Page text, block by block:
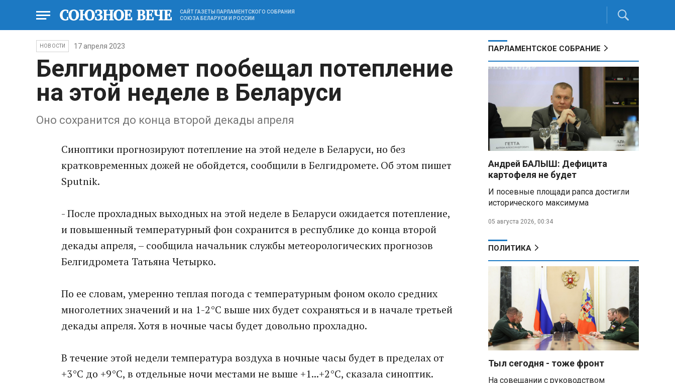
САЙТ ГАЗЕТЫ ПАРЛАМЕНТСКОГО СОБРАНИЯ
СОЮЗА БЕЛАРУСИ И РОССИИ
НОВОСТИ 17 апреля 2023
Белгидромет пообещал потепление
на этой неделе в Беларуси
Оно сохранится до конца второй декады апреля
Синоптики прогнозируют потепление на этой неделе в Беларуси, но без
кратковременных дожей не обойдется, сообщили в Белгидромете. Об этом пишет
Sputnik.
- После прохладных выходных на этой неделе в Беларуси ожидается потепление,
и повышенный температурный фон сохранится в республике до конца второй
декады апреля, – сообщила начальник службы метеорологических прогнозов
Белгидромета Татьяна Четырко.
По ее словам, умеренно теплая погода с температурным фоном около средних
многолетних значений и на 1-2°С выше них будет сохраняться и в начале третьей
декады апреля. Хотя в ночные часы будет довольно прохладно.
В течение этой недели температура воздуха в ночные часы будет в пределах от
+3°С до +9°С, в отдельные ночи местами не выше +1...+2°С, сказала синоптик.
ПАРЛАМЕНТСКОЕ СОБРАНИЕ
Андрей БАЛЫШ: Дефицита
картофеля не будет
И посевные площади рапса достигли
исторического максимума
05 августа 2026, 00:34
ПОЛИТИКА
Тыл сегодня - тоже фронт
На совещании с руководством